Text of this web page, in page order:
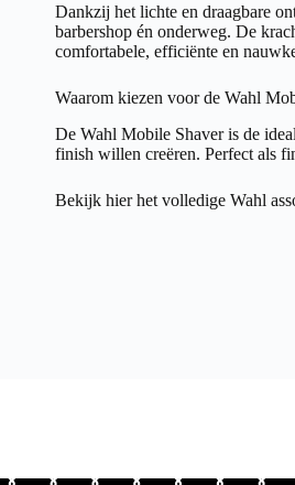
Dankzij het lichte en draagbare
barbershop én onderweg. De
comfortabele, efficiënte en
Waarom kiezen voor de Wahl
De Wahl Mobile Shaver is de
finish willen creëren. Perfect als
Bekijk hier het volledige Wahl